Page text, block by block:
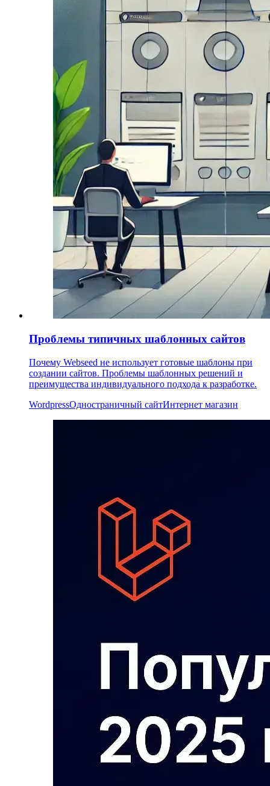
Проблемы типичных шаблонных сайтов
Почему Webseed не использует готовые шаблоны при
создании сайтов. Проблемы шаблонных решений и
преимущества индивидуального подхода к разработке.
WordpressОдностраничный сайтИнтернет магазин